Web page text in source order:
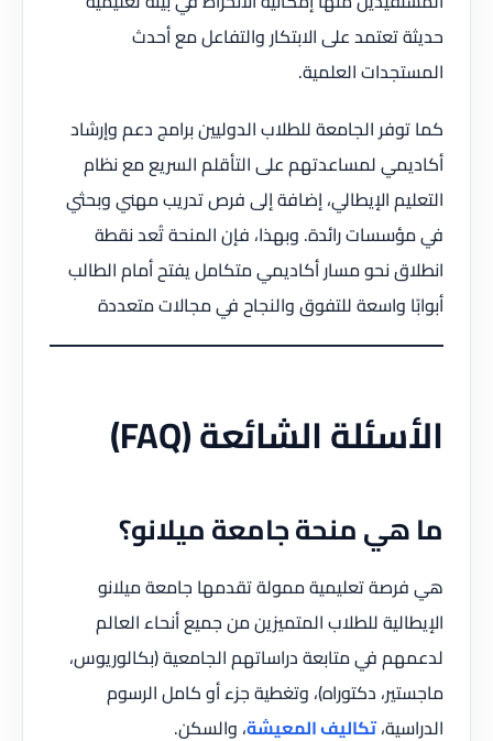
حديثة تعتمد على الابتكار والتفاعل مع أحدث
المستجدات العلمية.
كما توفر الجامعة للطلاب الدوليين برامج دعم وإرشاد
أكاديمي لمساعدتهم على التأقلم السريع مع نظام
التعليم الإيطالي، إضافة إلى فرص تدريب مهني وبحثي
في مؤسسات رائدة. وبهذا، فإن المنحة تُعد نقطة
انطلاق نحو مسار أكاديمي متكامل يفتح أمام الطالب
أبوابًا واسعة للتفوق والنجاح في مجالات متعددة
الأسئلة الشائعة (FAQ)
ما هي منحة جامعة ميلانو؟
هي فرصة تعليمية ممولة تقدمها جامعة ميلانو
الإيطالية للطلاب المتميزين من جميع أنحاء العالم
لدعمهم في متابعة دراساتهم الجامعية (بكالوريوس،
ماجستير، دكتوراه)، وتغطية جزء أو كامل الرسوم
الدراسية،تكاليف المعيشة، والسكن.